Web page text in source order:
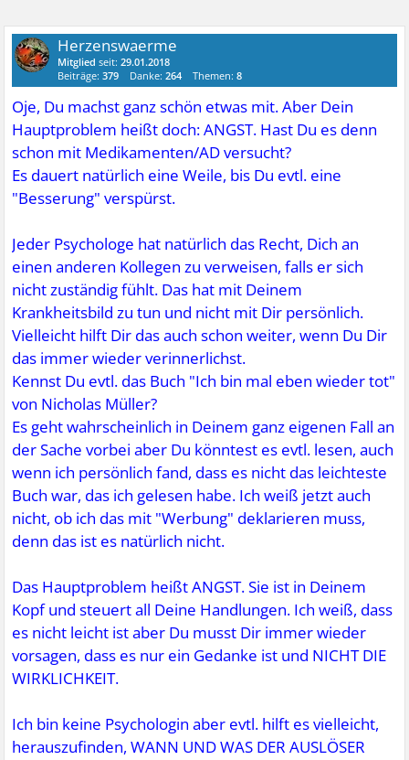
Herzenswaerme
Mitglied seit:29.01.2018
Beiträge:379 Danke:264 Themen:8
Oje, Du machst ganz schön etwas mit. Aber Dein
Hauptproblem heißt doch: ANGST. Hast Du es denn
schon mit Medikamenten/AD versucht?
Es dauert natürlich eine Weile, bis Du evtl. eine
"Besserung" verspürst.
Jeder Psychologe hat natürlich das Recht, Dich an
einen anderen Kollegen zu verweisen, falls er sich
nicht zuständig fühlt. Das hat mit Deinem
Krankheitsbild zu tun und nicht mit Dir persönlich.
Vielleicht hilft Dir das auch schon weiter, wenn Du Dir
das immer wieder verinnerlichst.
Kennst Du evtl. das Buch "Ich bin mal eben wieder tot"
von Nicholas Müller?
Es geht wahrscheinlich in Deinem ganz eigenen Fall an
der Sache vorbei aber Du könntest es evtl. lesen, auch
wenn ich persönlich fand, dass es nicht das leichteste
Buch war, das ich gelesen habe. Ich weiß jetzt auch
nicht, ob ich das mit "Werbung" deklarieren muss,
denn das ist es natürlich nicht.
Das Hauptproblem heißt ANGST. Sie ist in Deinem
Kopf und steuert all Deine Handlungen. Ich weiß, dass
es nicht leicht ist aber Du musst Dir immer wieder
vorsagen, dass es nur ein Gedanke ist und NICHT DIE
WIRKLICHKEIT.
Ich bin keine Psychologin aber evtl. hilft es vielleicht,
herauszufinden, WANN UND WAS DER AUSLÖSER